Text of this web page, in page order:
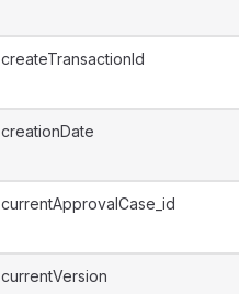
createTransactionId
creationDate
currentApprovalCase_id
currentVersion